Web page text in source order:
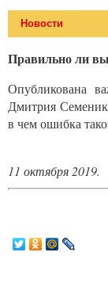
Новости
Правильно ли
Опубликована
Дмитрия
в чем ошибка
11 октября 2019.